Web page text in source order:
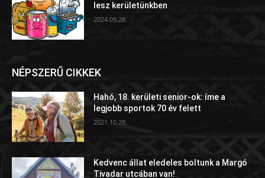
lesz kerületünkben
2024.09.28.
NÉPSZERŰ CIKKEK
Hahó, 18. kerületi senior-ok: íme a
legjobb sportok 70 év felett
2021.10.28.
Kedvenc állat eledeles boltunk a Margó
Tivadar utcában van!